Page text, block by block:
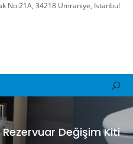
No:21A, 34218 Ümraniye, İstanbul
Değişim Kiti